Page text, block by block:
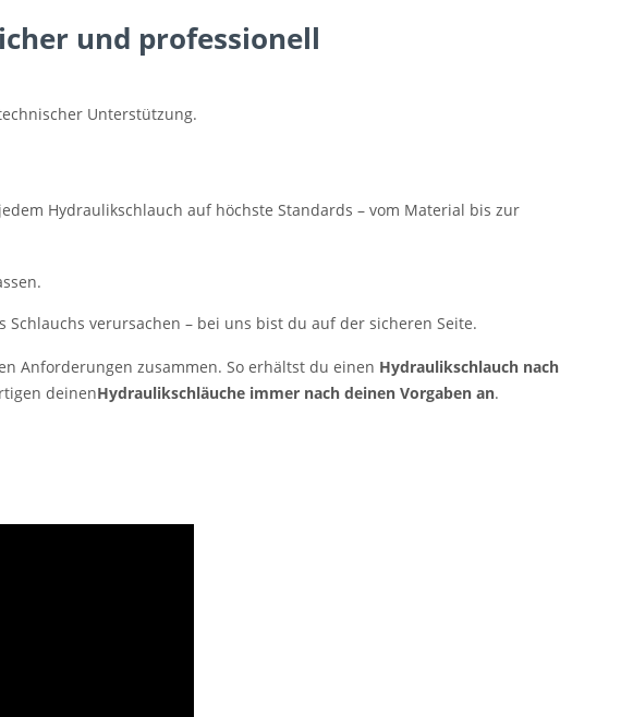
und professionell
Unterstützung.
Hydraulikschlauch auf höchste Standards – vom Material bis zur
verursachen – bei uns bist du auf der sicheren Seite.
Anforderungen zusammen. So erhältst du einen Hydraulikschlauch nach
deinenHydraulikschläuche immer nach deinen Vorgaben an.